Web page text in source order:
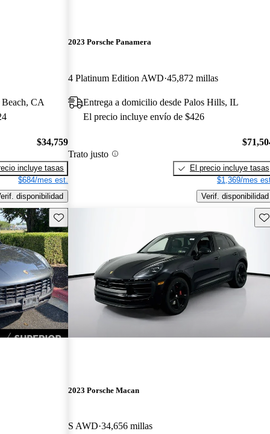
CA
$34,759
incluye tasas
$684/mes est.
disponibilidad
2023 Porsche Panamera
4 Platinum Edition AWD 45,872 millas
Entrega a domicilio desde Palos Hills, IL
El precio incluye envío de $426
Trato justo
El precio incluye tasas
$1,369/mes
Verif. disponibilidad
Guarda este Aviso
2023 Porsche Macan
S AWD 34,656 millas